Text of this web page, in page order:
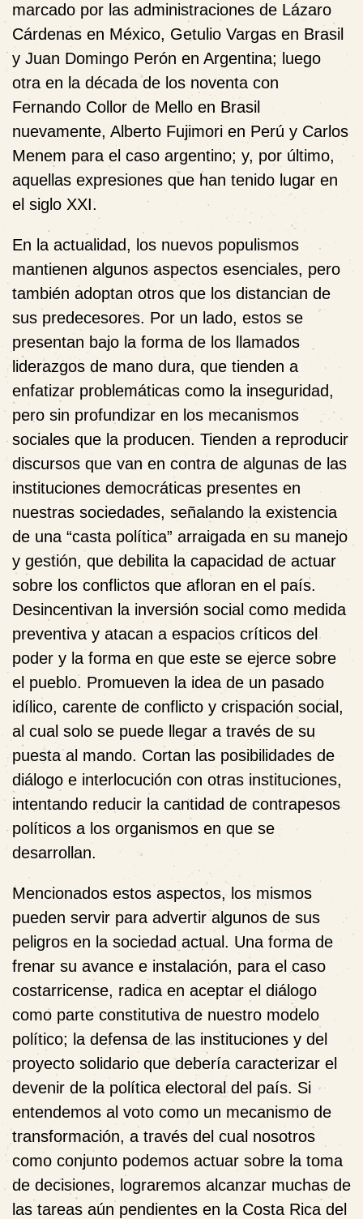
marcado por las administraciones de Lázaro
Cárdenas en México, Getulio Vargas en Brasil
y Juan Domingo Perón en Argentina; luego
otra en la década de los noventa con
Fernando Collor de Mello en Brasil
nuevamente, Alberto Fujimori en Perú y Carlos
Menem para el caso argentino; y, por último,
aquellas expresiones que han tenido lugar en
el siglo XXI.
En la actualidad, los nuevos populismos
mantienen algunos aspectos esenciales, pero
también adoptan otros que los distancian de
sus predecesores. Por un lado, estos se
presentan bajo la forma de los llamados
liderazgos de mano dura, que tienden a
enfatizar problemáticas como la inseguridad,
pero sin profundizar en los mecanismos
sociales que la producen. Tienden a reproducir
discursos que van en contra de algunas de las
instituciones democráticas presentes en
nuestras sociedades, señalando la existencia
de una “casta política” arraigada en su manejo
y gestión, que debilita la capacidad de actuar
sobre los conflictos que afloran en el país.
Desincentivan la inversión social como medida
preventiva y atacan a espacios críticos del
poder y la forma en que este se ejerce sobre
el pueblo. Promueven la idea de un pasado
idílico, carente de conflicto y crispación social,
al cual solo se puede llegar a través de su
puesta al mando. Cortan las posibilidades de
diálogo e interlocución con otras instituciones,
intentando reducir la cantidad de contrapesos
políticos a los organismos en que se
desarrollan.
Mencionados estos aspectos, los mismos
pueden servir para advertir algunos de sus
peligros en la sociedad actual. Una forma de
frenar su avance e instalación, para el caso
costarricense, radica en aceptar el diálogo
como parte constitutiva de nuestro modelo
político; la defensa de las instituciones y del
proyecto solidario que debería caracterizar el
devenir de la política electoral del país. Si
entendemos al voto como un mecanismo de
transformación, a través del cual nosotros
como conjunto podemos actuar sobre la toma
de decisiones, lograremos alcanzar muchas de
las tareas aún pendientes en la Costa Rica del